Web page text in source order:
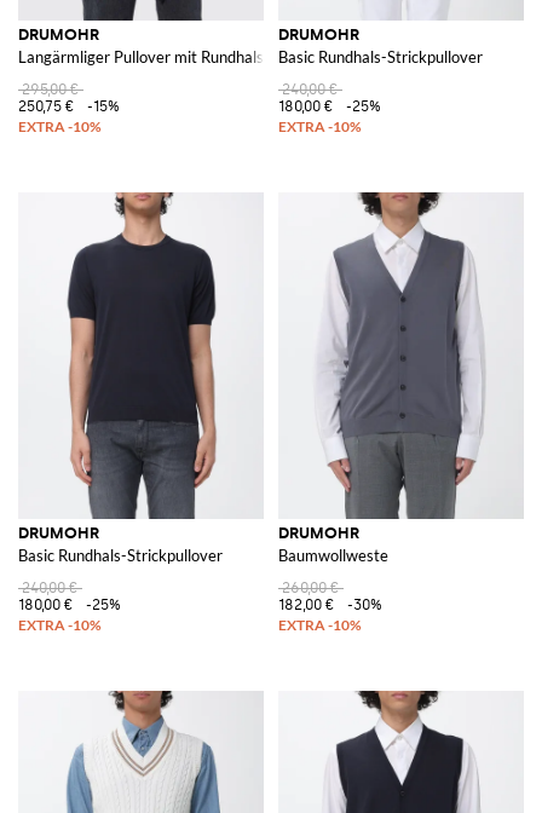
DRUMOHR
Langärmliger Pullover mit Rundhalsausschnitt und gerippten Bündchen
295,00 €
250,75 €
-15%
DRUMOHR
Basic Rundhals-Strickpullover
240,00 €
180,00 €
-25%
DRUMOHR
Basic Rundhals-Strickpullover
240,00 €
180,00 €
-25%
DRUMOHR
Baumwollweste
260,00 €
182,00 €
-30%